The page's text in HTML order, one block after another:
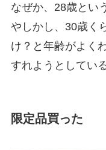
なぜか、28歳とい
やしかし、30歳く
け？と年齢がよく
すれようとしてい
限定品買った